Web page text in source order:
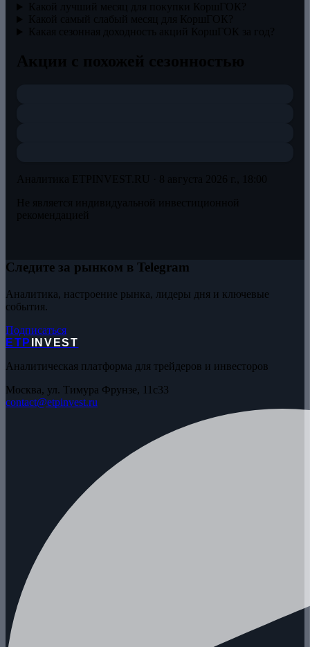
Следите за рынком в Telegram
Аналитика, настроение рынка, лидеры дня и ключевые
события.
Подписаться
ETP
INVEST
Аналитическая платформа для трейдеров и инвесторов
Москва, ул. Тимура Фрунзе, 11с33
contact@etpinvest.ru